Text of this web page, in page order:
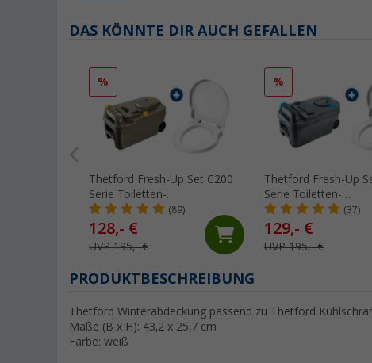
DAS KÖNNTE DIR AUCH GEFALLEN
%
Thetford Fresh-Up Set C200
Serie Toiletten-
Aufbereitungsset 2 teilig
(89)
128,- €
UVP 195,- €
%
Thetford Fresh-Up
Serie Toiletten-
Aufbereitungsset 2
(37)
129,- €
UVP 195,- €
PRODUKTBESCHREIBUNG
Thetford Winterabdeckung passend zu Thetford
Maße (B x H): 43,2 x 25,7 cm
Farbe: weiß